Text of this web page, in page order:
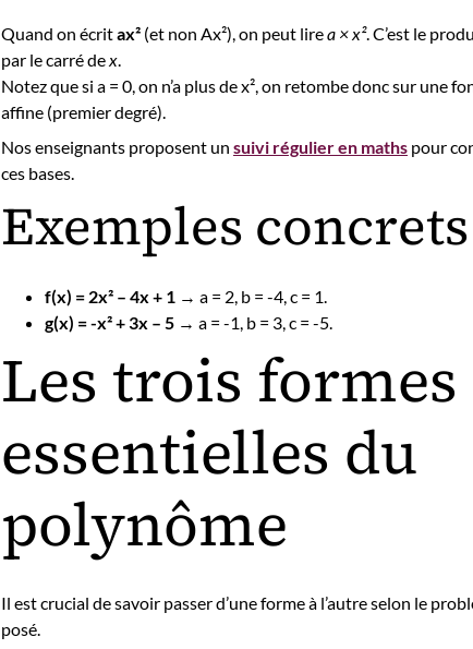
Quand on écritax² (et non Ax²), on peut lirea × x². C’est le
par le carré de x
Notez que si a = 0, on n’a plus de x², on retombe donc sur une
affine (premier degré).
Nos enseignants proposent un suivi régulier en maths pour
ces bases.
Exemples concrets
f(x) = 2x² – 4x + 1 → a = 2, b = -4, c = 1.
g(x) = -x² + 3x – 5 → a = -1, b = 3, c = -5.
Les trois formes
essentielles du
polynôme
Il est crucial de savoir passer d’une forme à l’autre selon le
posé.